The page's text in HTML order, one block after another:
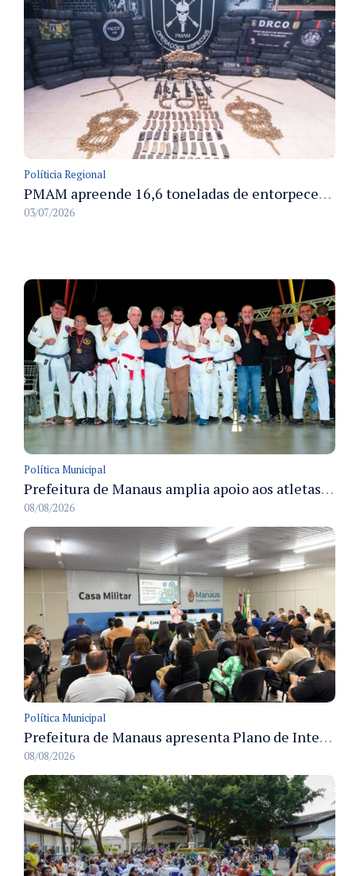
Políticia Regional
PMAM apreende 16,6 toneladas de entorpecentes e registra aumento nas prisões em flagrante e nas capturas de foragidos no primeiro semestre de 2026
03/07/2026
Política Municipal
Prefeitura de Manaus amplia apoio aos atletas de 100 para 150 beneficiados a partir do próximo ano
08/08/2026
Política Municipal
Prefeitura de Manaus apresenta Plano de Integridade da CGM e qualifica servidores para governança e conformidade no biênio 2027-2028
08/08/2026